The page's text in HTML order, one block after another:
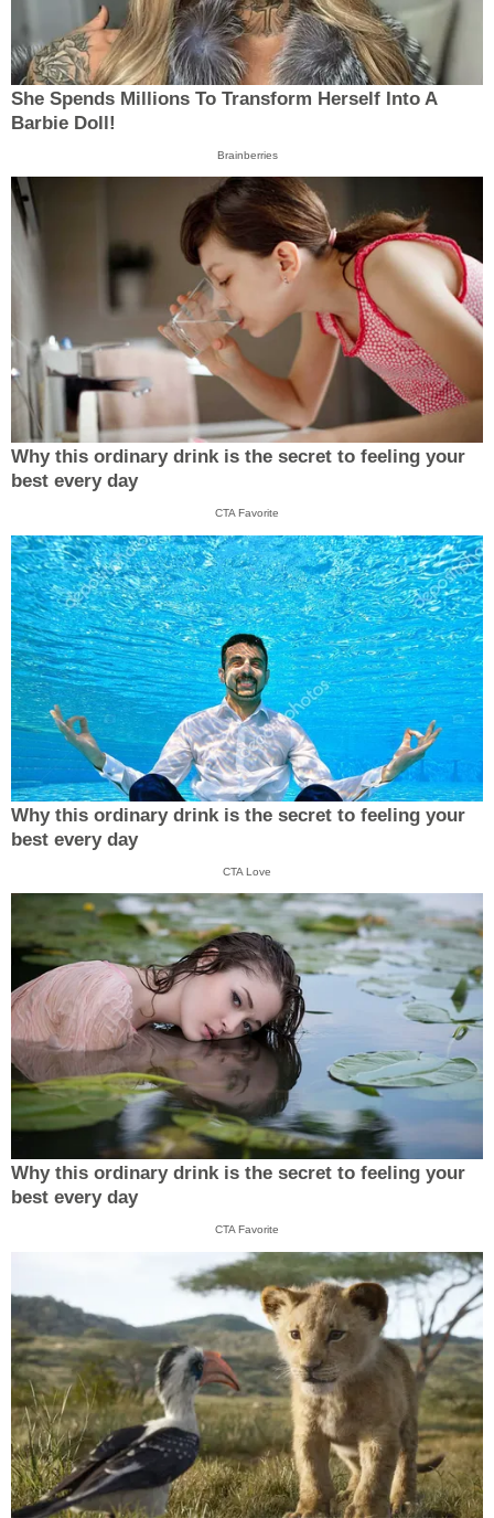
She Spends Millions To Transform Herself Into A
Barbie Doll!
Brainberries
Why this ordinary drink is the secret to feeling your
best every day
CTA Favorite
Why this ordinary drink is the secret to feeling your
best every day
CTA Love
Why this ordinary drink is the secret to feeling your
best every day
CTA Favorite